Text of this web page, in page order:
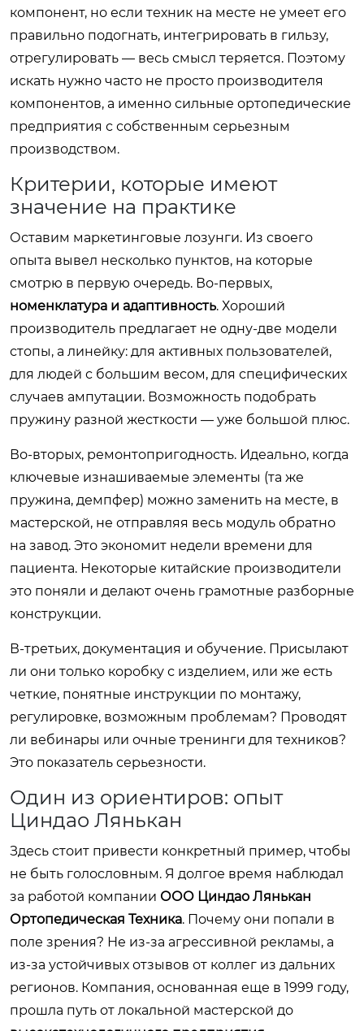
компонент, но если техник на месте не умеет его
правильно подогнать, интегрировать в гильзу,
отрегулировать — весь смысл теряется. Поэтому
искать нужно часто не просто производителя
компонентов, а именно сильные ортопедические
предприятия с собственным серьезным
производством.
Критерии, которые имеют
значение на практике
Оставим маркетинговые лозунги. Из своего
опыта вывел несколько пунктов, на которые
смотрю в первую очередь. Во-первых,
номенклатура и адаптивность. Хороший
производитель предлагает не одну-две модели
стопы, а линейку: для активных пользователей,
для людей с большим весом, для специфических
случаев ампутации. Возможность подобрать
пружину разной жесткости — уже большой плюс.
Во-вторых, ремонтопригодность. Идеально, когда
ключевые изнашиваемые элементы (та же
пружина, демпфер) можно заменить на месте, в
мастерской, не отправляя весь модуль обратно
на завод. Это экономит недели времени для
пациента. Некоторые китайские производители
это поняли и делают очень грамотные разборные
конструкции.
В-третьих, документация и обучение. Присылают
ли они только коробку с изделием, или же есть
четкие, понятные инструкции по монтажу,
регулировке, возможным проблемам? Проводят
ли вебинары или очные тренинги для техников?
Это показатель серьезности.
Один из ориентиров: опыт
Циндао Лянькан
Здесь стоит привести конкретный пример, чтобы
не быть голословным. Я долгое время наблюдал
за работой компании ООО Циндао Лянькан
Ортопедическая Техника. Почему они попали в
поле зрения? Не из-за агрессивной рекламы, а
из-за устойчивых отзывов от коллег из дальних
регионов. Компания, основанная еще в 1999 году,
прошла путь от локальной мастерской до